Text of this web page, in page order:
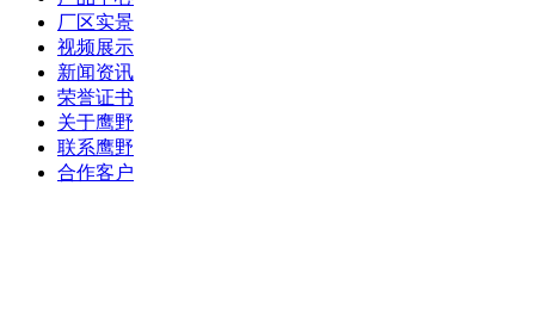
厂区实景
视频展示
新闻资讯
荣誉证书
关于鹰野
联系鹰野
合作客户